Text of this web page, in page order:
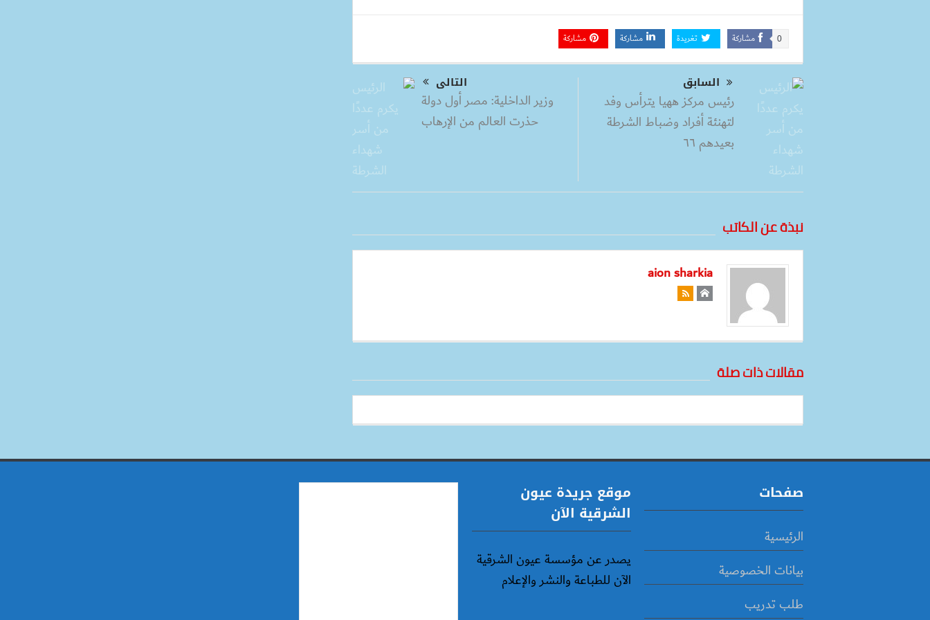
مشاركة 0 تغريدة مشاركة مشاركة
السابق
رئيس مركز ههيا يترأس وفد
لتهنئة أفراد وضباط الشرطة
بعيدهم ٦٦
التالى
وزير الداخلية: مصر أول دولة
حذرت العالم من الإرهاب
نبذة عن الكاتب
aion sharkia
مقالات ذات صلة
صفحات
الرئيسية
بيانات الخصوصية
طلب تدريب
موقع جريدة عيون
الشرقية الآن
يصدر عن مؤسسة عيون الشرقية
الآن للطباعة والنشر والإعلام